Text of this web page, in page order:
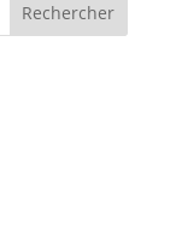
Rechercher